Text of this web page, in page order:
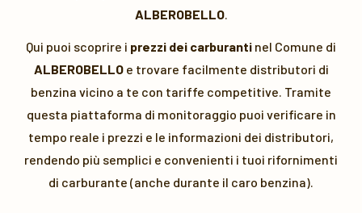
ALBEROBELLO.
Qui puoi scoprire i prezzi dei carburanti nel Comune di
ALBEROBELLOe trovare facilmente distributori di
benzina vicino a te con tariffe competitive. Tramite
questa piattaforma di monitoraggio puoi verificare in
tempo reale i prezzi e le informazioni dei distributori,
rendendo più semplici e convenienti i tuoi rifornimenti
di carburante (anche durante il caro benzina).